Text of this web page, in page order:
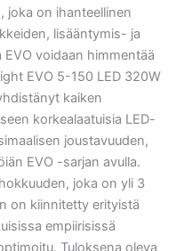
joka on ihanteellinen
lisääntymis- ja
voidaan himmentää
EVO 5-150 LED 320W
kaiken
korkealaatuisia LED-
joustavuuden,
EVO -sarjan avulla.
joka on yli 3
on kiinnitetty erityistä
empiirisissä
Tuloksena oleva